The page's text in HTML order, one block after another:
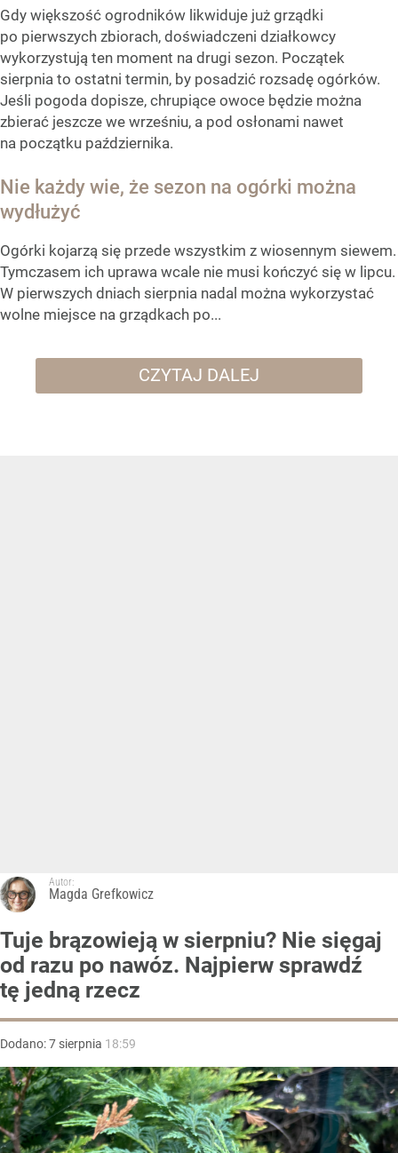
Gdy większość ogrodników likwiduje już grządki
po pierwszych zbiorach, doświadczeni działkowcy
wykorzystują ten moment na drugi sezon. Początek
sierpnia to ostatni termin, by posadzić rozsadę ogórków.
Jeśli pogoda dopisze, chrupiące owoce będzie można
zbierać jeszcze we wrześniu, a pod osłonami nawet
na początku października.
Nie każdy wie, że sezon na ogórki można
wydłużyć
Ogórki kojarzą się przede wszystkim z wiosennym siewem.
Tymczasem ich uprawa wcale nie musi kończyć się w lipcu.
W pierwszych dniach sierpnia nadal można wykorzystać
wolne miejsce na grządkach po...
CZYTAJ DALEJ
Autor:
Magda Grefkowicz
Tuje brązowieją w sierpniu? Nie sięgaj
od razu po nawóz. Najpierw sprawdź
tę jedną rzecz
Dodano:7 sierpnia 18:59